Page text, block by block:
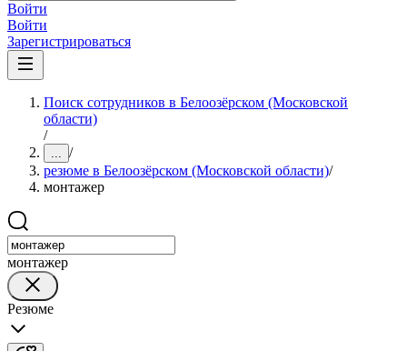
Войти
Войти
Зарегистрироваться
Поиск сотрудников в Белоозёрском (Московской
области)
/
... /
резюме в Белоозёрском (Московской области)/
монтажер
монтажер
Резюме